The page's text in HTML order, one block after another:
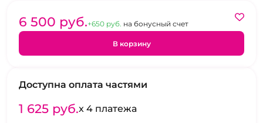
6 500 pуб.+650 pуб. на бонусный счет
В корзину
Доступна оплата частями
1 625 pуб.x 4 платежа